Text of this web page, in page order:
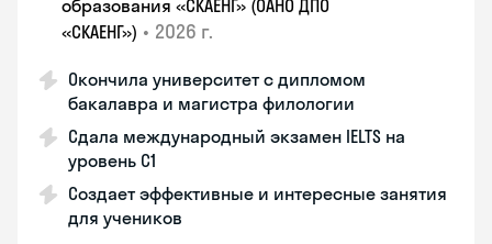
образования «СКАЕНГ» (ОАНО ДПО
«СКАЕНГ») • 2026 г.
Окончила университет с дипломом
бакалавра и магистра филологии
Сдала международный экзамен IELTS на
уровень C1
Создает эффективные и интересные занятия
для учеников